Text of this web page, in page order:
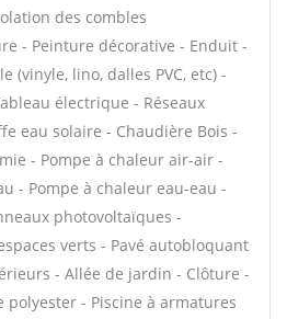
des combles
- Peinture décorative - Enduit -
(vinyle, lino, dalles PVC, etc) -
électrique - Réseaux
eau solaire - Chaudière Bois -
- Pompe à chaleur air-air -
- Pompe à chaleur eau-eau -
photovoltaïques -
verts - Pavé autobloquant
- Allée de jardin - Clôture -
polyester - Piscine à armatures